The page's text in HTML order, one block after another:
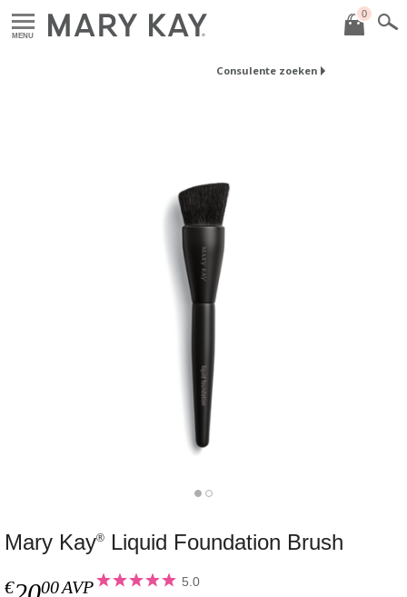
MENU
0
Consulente zoeken
Mary Kay® Liquid Foundation Brush
€ 00AVP 5.0